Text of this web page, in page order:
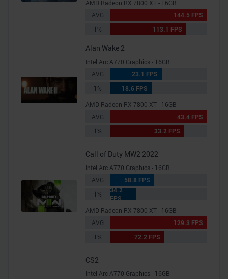
analysieren. Außerdem geben wir Informationen zu Ihrer
Verwendung unserer Website an unsere Partner für
soziale Medien, Werbung und Analysen weiter. Unsere
Partner führen diese Informationen möglicherweise mit
weiteren Daten zusammen, die Sie ihnen bereitgestellt
haben oder die sie im Rahmen Ihrer Nutzung der Dienste
gesammelt haben.
AMD Radeon RX 7800 XT - 16GB
AVG
144.5 FPS
1%
113.1 FPS
Alan Wake 2
Intel Arc A770 Graphics - 16GB
AVG
23.1 FPS
1%
18.6 FPS
AMD Radeon RX 7800 XT - 16GB
AVG
43.4 FPS
1%
33.2 FPS
Call of Duty MW2 2022
Intel Arc A770 Graphics - 16GB
AVG
58.8 FPS
1%
34.2
FPS
AMD Radeon RX 7800 XT - 16GB
AVG
129.3 FPS
1%
72.2 FPS
CS2
Intel Arc A770 Graphics - 16GB